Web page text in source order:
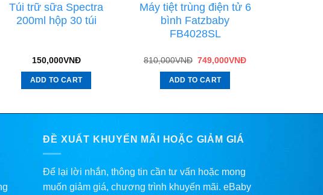
Túi trữ sữa Spectra
200ml hộp 30 túi
150,000VNĐ
ADD TO CART
Máy tiệt trùng điện tử 6
bình Fatzbaby
FB4028SL
810,000VNĐ 749,000VNĐ
ADD TO CART
ĐỀ XUẤT KHUYẾN MÃI HOẶC GIẢM GIÁ
Để lại lời nhắn, thông tin cần tư vấn hoặc mong
muốn giảm giá, chương trình khuyến mãi. eBaby